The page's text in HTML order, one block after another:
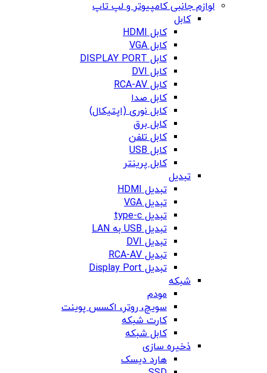
لوازم جانبی کامپیوتر و لپ تاپ
کابل
کابل HDMI
کابل VGA
کابل DISPLAY PORT
کابل DVI
کابل RCA-AV
کابل صدا
کابل نوری (اپتیکال)
کابل برق
کابل تلفن
کابل USB
کابل پرینتر
تبدیل
تبدیل HDMI
تبدیل VGA
تبدیل type-c
تبدیل USB به LAN
تبدیل DVI
تبدیل RCA-AV
تبدیل Display Port
شبکه
مودم
سویچ، روتر، اکسس پوینت
کارت شبکه
کابل شبکه
ذخیره سازی
هارد دیسک